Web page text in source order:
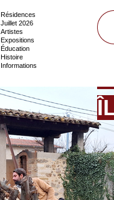
Résidences
Juillet 2026
Artistes
Expositions
Éducation
Histoire
Informations